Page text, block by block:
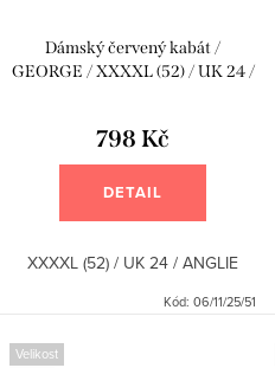
Dámský červený kabát /
GEORGE / XXXXL (52) / UK 24 /
798 Kč
DETAIL
XXXXL (52) / UK 24 / ANGLIE
Kód: 06/11/25/51
Velikost